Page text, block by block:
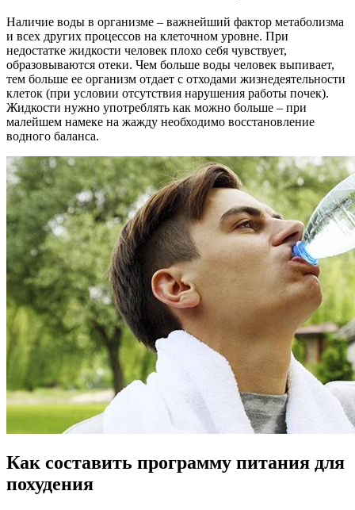
Наличие воды в организме – важнейший фактор метаболизма
и всех других процессов на клеточном уровне. При
недостатке жидкости человек плохо себя чувствует,
образовываются отеки. Чем больше воды человек выпивает,
тем больше ее организм отдает с отходами жизнедеятельности
клеток (при условии отсутствия нарушения работы почек).
Жидкости нужно употреблять как можно больше – при
малейшем намеке на жажду необходимо восстановление
водного баланса.
Как составить программу питания для
похудения